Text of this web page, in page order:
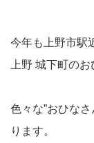
今年も上野市駅
上野 城下町の
色々な”おひな
ります。